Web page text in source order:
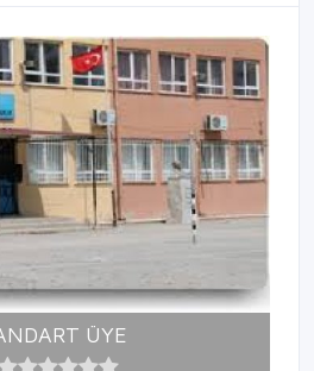
ÜYE